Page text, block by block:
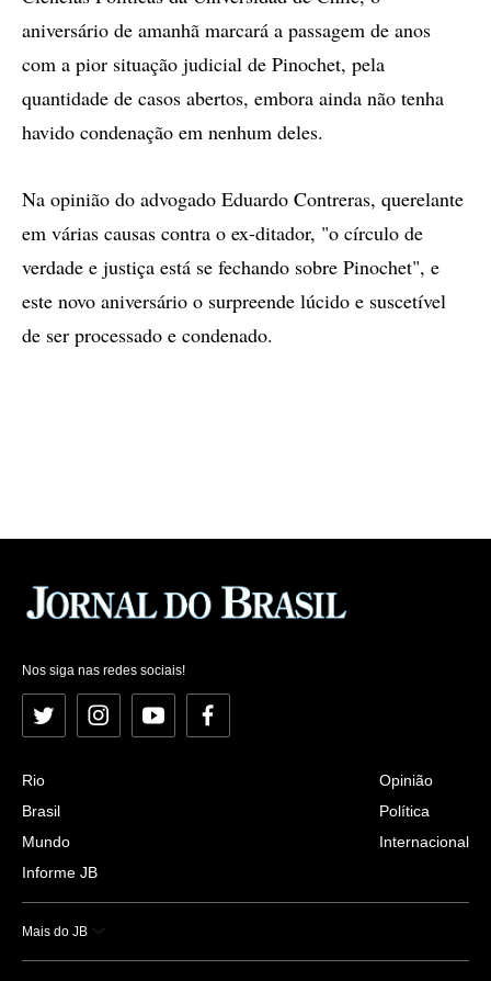
aniversário de amanhã marcará a passagem de anos
com a pior situação judicial de Pinochet, pela
quantidade de casos abertos, embora ainda não tenha
havido condenação em nenhum deles.
Na opinião do advogado Eduardo Contreras, querelante
em várias causas contra o ex-ditador, "o círculo de
verdade e justiça está se fechando sobre Pinochet", e
este novo aniversário o surpreende lúcido e suscetível
de ser processado e condenado.
Nos siga nas redes sociais!
Twitter InstagramYouTubeFacebook
Rio
Brasil
Mundo
Informe JB
Opinião
Política
Internacional
Mais do JB
Esportes